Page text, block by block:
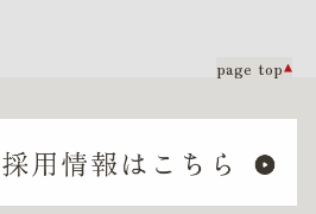
page top